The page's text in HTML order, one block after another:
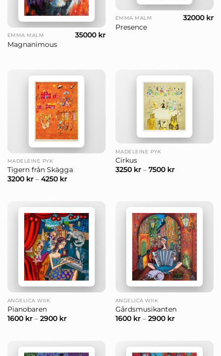
EMMA MALM
Magnanimous
35000 kr
EMMA MALM
Presence
32000 kr
MADELEINE PYK
Tigern från Skägga
3200 kr– 4250 kr
MADELEINE PYK
Cirkus
3250 kr– 7500 kr
ANGELICA WIIK
Pianobaren
1600 kr– 2900 kr
ANGELICA WIIK
Gårdsmusikanten
1600 kr– 2900 kr